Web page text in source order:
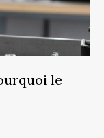
le